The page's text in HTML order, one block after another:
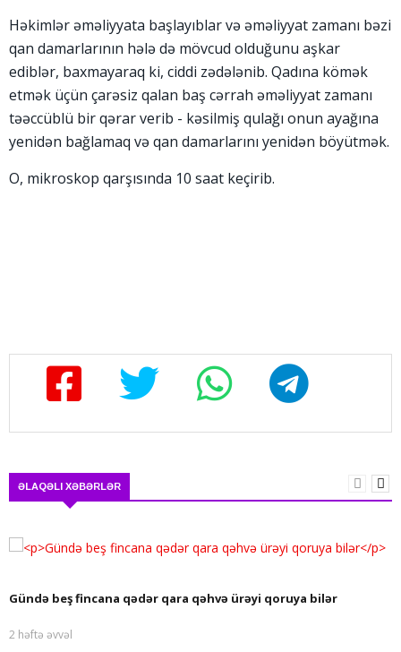
Həkimlər əməliyyata başlayıblar və əməliyyat zamanı bəzi
qan damarlarının hələ də mövcud olduğunu aşkar
ediblər, baxmayaraq ki, ciddi zədələnib. Qadına kömək
etmək üçün çarəsiz qalan baş cərrah əməliyyat zamanı
təəccüblü bir qərar verib - kəsilmiş qulağı onun ayağına
yenidən bağlamaq və qan damarlarını yenidən böyütmək.
O, mikroskop qarşısında 10 saat keçirib.
ƏLAQƏLI XƏBƏRLƏR
Gündə beş fincana qədər qara qəhvə ürəyi qoruya bilər
2 həftə əvvəl